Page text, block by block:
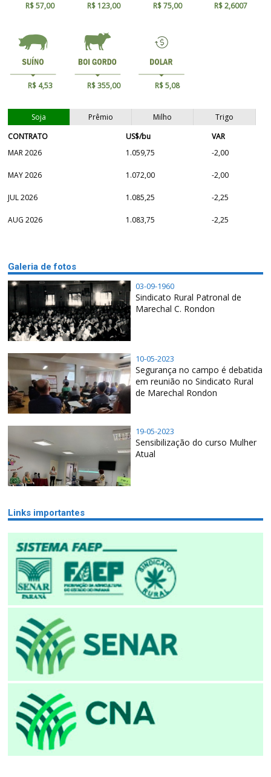
R$ 57,00 R$ 123,00 R$ 75,00 R$ 2,6007
R$ 4,53 R$ 355,00 R$ 5,08
Soja Prêmio Milho
Trigo
CONTRATO
US$/bu
VAR
MAR 2026
1.059,75 -2,00
MAY 2026 1.072,00 -2,00
JUL 2026 1.085,25 -2,25
AUG 2026 1.083,75 -2,25
Galeria de fotos
03-09-1960
Sindicato Rural Patronal de
Marechal C. Rondon
10-05-2023
Segurança no campo é debatida
em reunião no Sindicato Rural
de Marechal Rondon
19-05-2023
Sensibilização do curso Mulher
Atual
Links importantes